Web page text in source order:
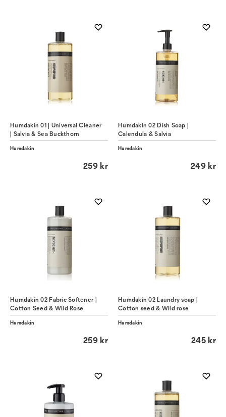
Humdakin 01 | Universal Cleaner
| Salvia & Sea Buckthorn
Humdakin
259 kr
Humdakin 02 Dish Soap |
Calendula & Salvia
Humdakin
249 kr
Humdakin 02 Fabric Softener |
Cotton Seed & Wild Rose
Humdakin
259 kr
Humdakin 02 Laundry soap |
Cotton seed & Wild rose
Humdakin
245 kr